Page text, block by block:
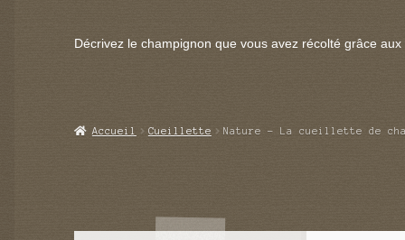
Décrivez le champignon que vous avez récolté grâce
Accueil Cueillette Nature – La cueillette de